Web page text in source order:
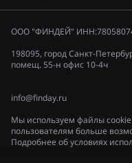
ООО "ФИНДЕЙ"
198095, город Санкт-
помещ. 55-н офис 10-4ч
info@finday.ru
Мы используем файлы cookie
пользователям больше
Подробнее об условиях